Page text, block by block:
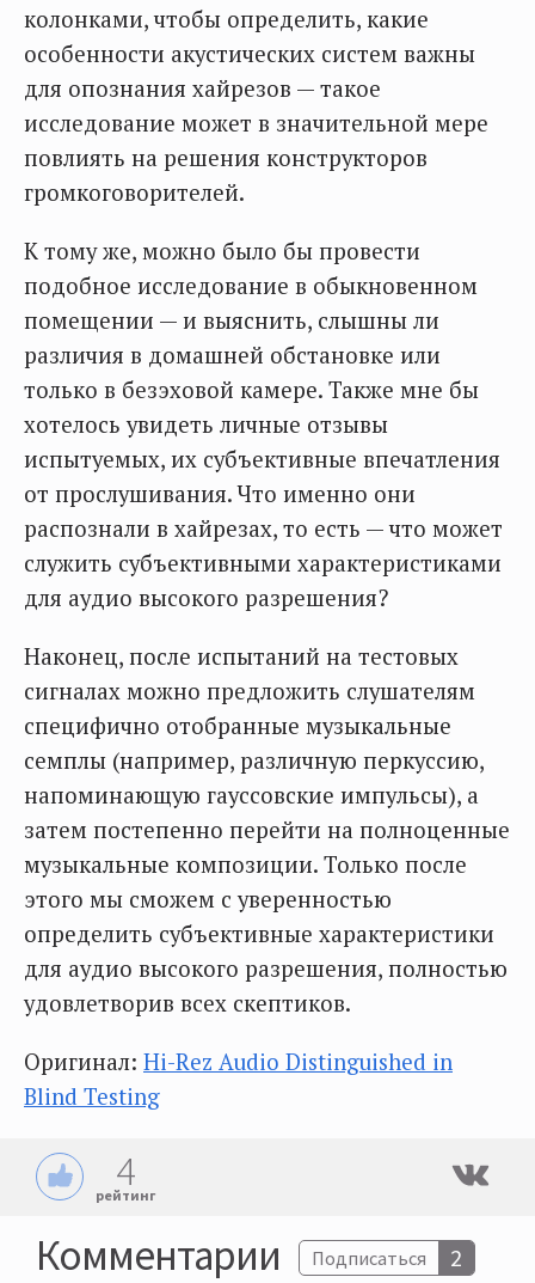
колонками, чтобы определить, какие
особенности акустических систем важны
для опознания хайрезов — такое
исследование может в значительной мере
повлиять на решения конструкторов
громкоговорителей.
К тому же, можно было бы провести
подобное исследование в обыкновенном
помещении — и выяснить, слышны ли
различия в домашней обстановке или
только в безэховой камере. Также мне бы
хотелось увидеть личные отзывы
испытуемых, их субъективные впечатления
от прослушивания. Что именно они
распознали в хайрезах, то есть — что может
служить субъективными характеристиками
для аудио высокого разрешения?
Наконец, после испытаний на тестовых
сигналах можно предложить слушателям
специфично отобранные музыкальные
семплы (например, различную перкуссию,
напоминающую гауссовские импульсы), а
затем постепенно перейти на полноценные
музыкальные композиции. Только после
этого мы сможем с уверенностью
определить субъективные характеристики
для аудио высокого разрешения, полностью
удовлетворив всех скептиков.
Оригинал: Hi-Rez Audio Distinguished in
Blind Testing
4
рейтинг
Комментарии Подписаться 2